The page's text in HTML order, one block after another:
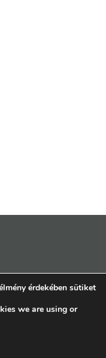
érdekében sütiket
we are using or